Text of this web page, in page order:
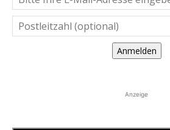
Anmelden
Anzeige